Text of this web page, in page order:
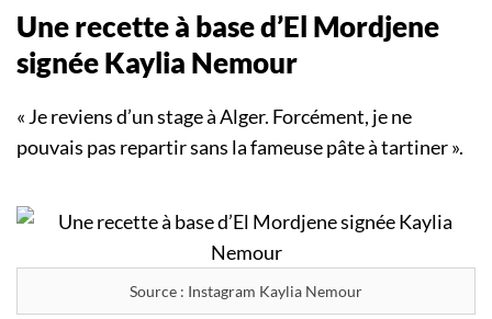
Une recette à base d’El Mordjene
signée Kaylia Nemour
« Je reviens d’un stage à Alger. Forcément, je ne
pouvais pas repartir sans la fameuse pâte à tartiner ».
Source : Instagram Kaylia Nemour